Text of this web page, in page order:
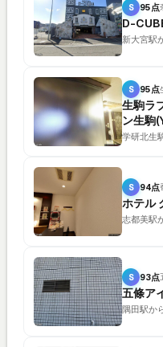
S 95点
D-
新大宮駅
S 95点
生駒ラ
ン生駒
学研北生
S 94点
ホテル
志都美駅
S 93点
五條ア
隅田駅か